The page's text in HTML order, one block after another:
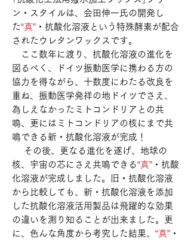
ン・スタイルは、会田伸一氏の開発し
た“真” ・抗酸化溶液という特殊酵素が配合
されたウレタンワックスです。
ここ数年に渡り、抗酸化溶液の進化を
図るべく、ドイツ振動医学に携わる方の
協力を得ながら、十数度にわたる改良を
重ね、振動医学発祥の地ドイツでさえ、
為しえなかったミトコンドリアとの共
鳴、更にはミトコンドリアの核にまで共
鳴できる新・抗酸化溶液が完成！
その後、更なる進化を遂げ、地球の
核、宇宙の芯にさえ共鳴できる“真” ・抗酸
化溶液が完成しました。旧・抗酸化溶液
から比較しても、新・抗酸化溶液を添加
した抗酸化溶液活用製品は飛躍的な効果
の違いを測り知ることが出来ました。更
に、色んな角度から考究した結果、 “真” ・